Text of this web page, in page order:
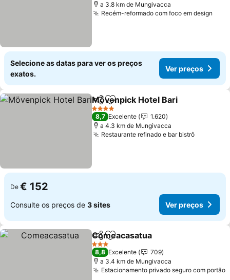
a 3.8 km de Mungivacca
Recém-reformado com foco em design
Selecione as datas para ver os preços
exatos.
Ver preços
PartilharAdicionar aos favoritos
Mövenpick Hotel Bari
4 Estrelas
8,7 Excelente
1.620
a 4.3 km de Mungivacca
Restaurante refinado e bar bistrôVer
De € 152
Consulte os preços de 3 sites Ver preços
PartilharAdicionar aos favoritos
Comeacasatua
3 Estrelas
8,8 Excelente
709
a 3.4 km de Mungivacca
Estacionamento privado seguro com portão